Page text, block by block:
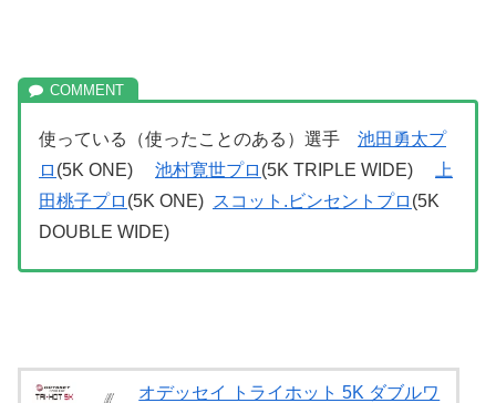
使っている（使ったことのある）選手 池田勇太プ
ロ (5K ONE) 池村寛世プロ (5K TRIPLE WIDE)
上
田桃子プロ (5K ONE) スコット.ビンセントプロ (5K
DOUBLE WIDE)
オデッセイ トライホット 5K ダブルワ